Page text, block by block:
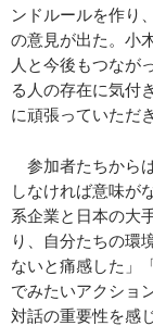
ンドルールを作り
の意見が出た。小
人と今後もつなが
る人の存在に気付
に頑張っていただ
参加者たちから
しなければ意味が
系企業と日本の大
り、自分たちの環
ないと痛感した」
でみたいアクショ
対話の重要性を感